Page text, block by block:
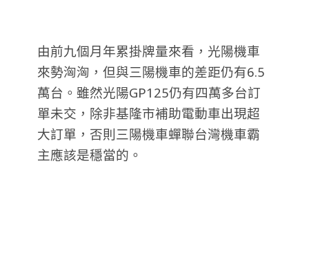
由前九個月年累掛牌量來看，光陽機車
來勢洶洶，但與三陽機車的差距仍有6.5
萬台。雖然光陽GP125仍有四萬多台訂
單未交，除非基隆市補助電動車出現超
大訂單，否則三陽機車蟬聯台灣機車霸
主應該是穩當的。